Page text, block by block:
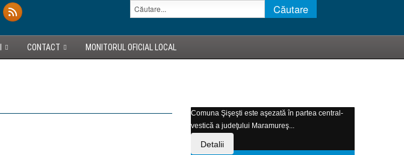
CONTACT MONITORUL OFICIAL LOCAL
Comuna Şişeşti este aşezată în partea central-
vestică a judeţului Maramureş...
Detalii